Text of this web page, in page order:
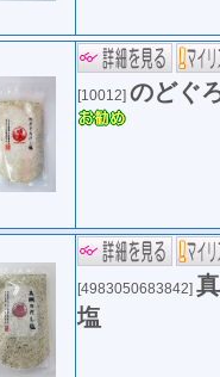
[10012] のどぐ
[4983050683842]
塩